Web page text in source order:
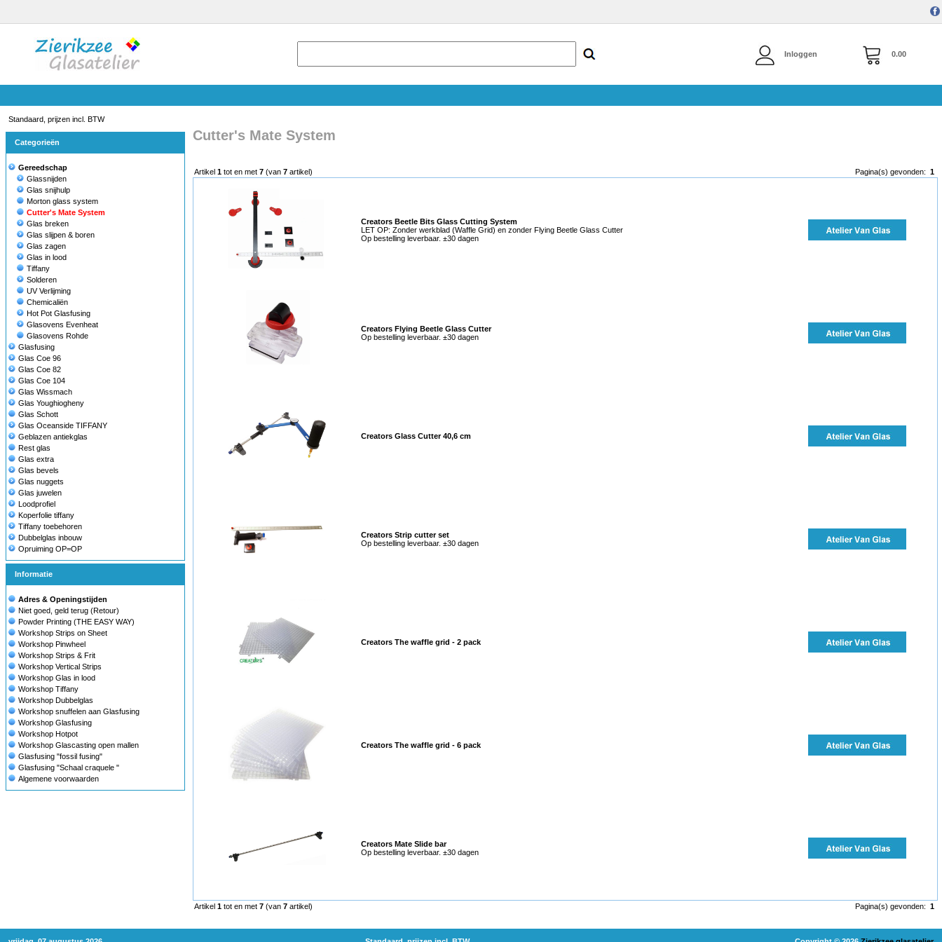
Inloggen 0.00
Standaard, prijzen incl. BTW
Categorieën
Gereedschap
Glassnijden
Glas snijhulp
Morton glass system
Cutter's Mate System
Glas breken
Glas slijpen & boren
Glas zagen
Glas in lood
Tiffany
Solderen
UV Verlijming
Chemicaliën
Hot Pot Glasfusing
Glasovens Evenheat
Glasovens Rohde
Glasfusing
Glas Coe 96
Glas Coe 82
Glas Coe 104
Glas Wissmach
Glas Youghiogheny
Glas Schott
Glas Oceanside TIFFANY
Geblazen antiekglas
Rest glas
Glas extra
Glas bevels
Glas nuggets
Glas juwelen
Loodprofiel
Koperfolie tiffany
Tiffany toebehoren
Dubbelglas inbouw
Opruiming OP=OP
Informatie
Adres & Openingstijden
Niet goed, geld terug (Retour)
Powder Printing (THE EASY WAY)
Workshop Strips on Sheet
Workshop Pinwheel
Workshop Strips & Frit
Workshop Vertical Strips
Workshop Glas in lood
Workshop Tiffany
Workshop Dubbelglas
Workshop snuffelen aan Glasfusing
Workshop Glasfusing
Workshop Hotpot
Workshop Glascasting open mallen
Glasfusing "fossil fusing"
Glasfusing "Schaal craquele "
Algemene voorwaarden
Cutter's Mate System
Artikel 1 tot en met 7 (van 7 artikel) Pagina(s) gevonden: 1
Creators Beetle Bits Glass Cutting System
LET OP: Zonder werkblad (Waffle Grid) en zonder Flying Beetle Glass Cutter
Op bestelling leverbaar. ±30 dagen
Creators Flying Beetle Glass Cutter
Op bestelling leverbaar. ±30 dagen
Creators Glass Cutter 40,6 cm
Creators Strip cutter set
Op bestelling leverbaar. ±30 dagen
Creators The waffle grid - 2 pack
Creators The waffle grid - 6 pack
Creators Mate Slide bar
Op bestelling leverbaar. ±30 dagen
Artikel 1 tot en met 7 (van 7 artikel) Pagina(s) gevonden: 1